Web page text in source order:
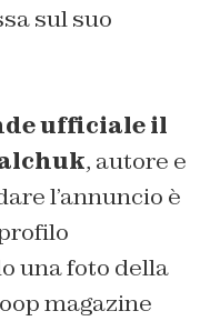
sul suo
ufficiale il
, autore e
l’annuncio è
una foto della
magazine